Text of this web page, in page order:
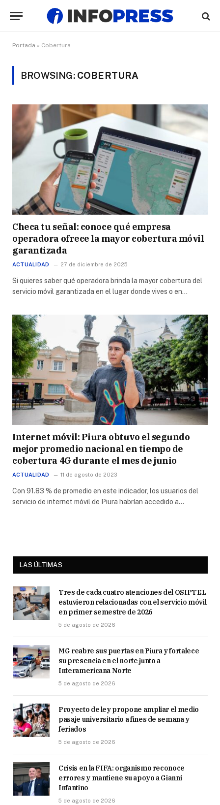
Portada » Cobertura
BROWSING: COBERTURA
Checa tu señal: conoce qué empresa
operadora ofrece la mayor cobertura móvil
garantizada
ACTUALIDAD 27 de diciembre de 2025
Si quieres saber qué operadora brinda la mayor cobertura del
servicio móvil garantizada en el lugar donde vives o en…
Internet móvil: Piura obtuvo el segundo
mejor promedio nacional en tiempo de
cobertura 4G durante el mes de junio
ACTUALIDAD 11 de agosto de 2023
Con 91.83 % de promedio en este indicador, los usuarios del
servicio de internet móvil de Piura habrían accedido a…
LAS ÚLTIMAS
Tres de cada cuatro atenciones del OSIPTEL
estuvieron relacionadas con el servicio móvil
en primer semestre de 2026
5 de agosto de 2026
MG reabre sus puertas en Piura y fortalece
su presencia en el norte junto a
Interamericana Norte
5 de agosto de 2026
Proyecto de ley propone ampliar el medio
pasaje universitario a fines de semana y
feriados
5 de agosto de 2026
Crisis en la FIFA: organismo reconoce
errores y mantiene su apoyo a Gianni
Infantino
5 de agosto de 2026